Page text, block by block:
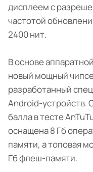
дисплеем с
частотой
2400 нит.
В основе
новый мощный
разработанный
Android-устройств.
балла в тесте
оснащена 8 Гб
памяти, а топовая
Гб флеш-памяти.